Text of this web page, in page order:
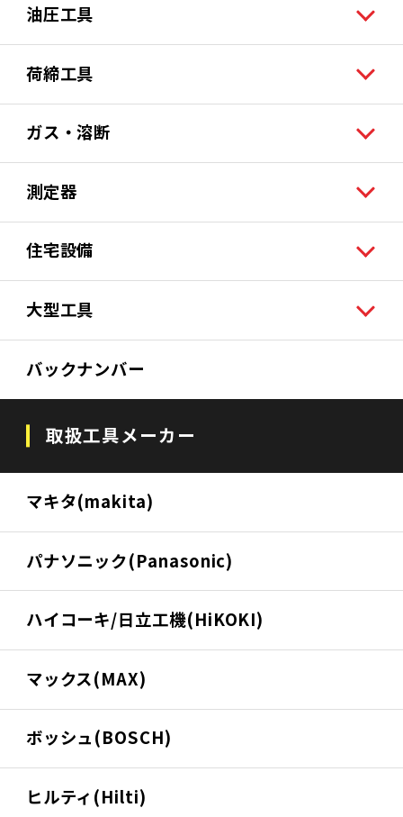
油圧工具
荷締工具
ガス・溶断
測定器
住宅設備
大型工具
バックナンバー
取扱工具メーカー
マキタ(makita)
パナソニック(Panasonic)
ハイコーキ/日立工機(HiKOKI)
マックス(MAX)
ボッシュ(BOSCH)
ヒルティ(Hilti)